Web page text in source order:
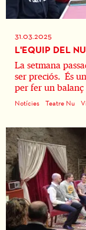
31.03.2025
L'EQUIP DEL
La setmana
ser preciós. És
per fer un balanç
Notícies Teatre Nu